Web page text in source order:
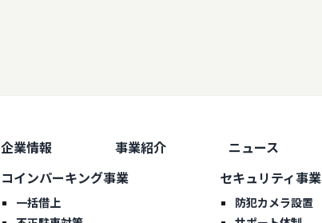
企業情報 事業紹介 ニュース
コインパーキング事業
一括借上
セキュリティ事業
防犯カメラ設置